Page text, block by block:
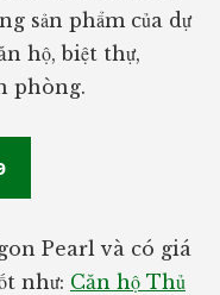
sản phẩm của dự
hộ, biệt thự,
phòng.
Pearl và có giá
như: Căn hộ Thủ